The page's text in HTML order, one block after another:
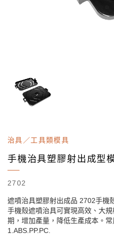
治具／工具類模具
手機治具塑膠射出成型
2702
遮噴治具塑膠射出成品 2702手機
手機殼遮噴治具可實現高效、大
期，增加產量，降低生產成本。
1.ABS.PP.PC.